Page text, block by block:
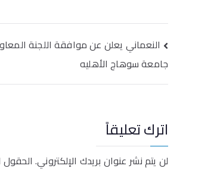
تصفّح
المقالات
النعماني يعلن عن موافقة اللجنة
جامعة سوهاج الأهليه
اترك تعليقاً
لن يتم نشر عنوان بريدك الإلكتروني. الحقول